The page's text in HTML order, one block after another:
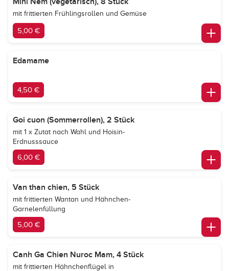
mit frittierten Frühlingsrollen und Gemüse
5,00 €
Edamame
4,50 €
Goi cuon (Sommerrollen), 2 Stück
mit 1 x Zutat nach Wahl und Hoisin-
Erdnusssauce
6,00 €
Van than chien, 5 Stück
mit frittierten Wantan und Hähnchen-
Garnelenfüllung
5,00 €
Canh Ga Chien Nuroc Mam, 4 Stück
mit frittierten Hähnchenflügel in